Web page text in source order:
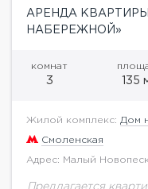
АРЕНДА
НАБЕРЕЖНОЙ»
комнат
3 135
Жилой комплекс: Дом
Смоленская
Адрес: Малый
Предлагается